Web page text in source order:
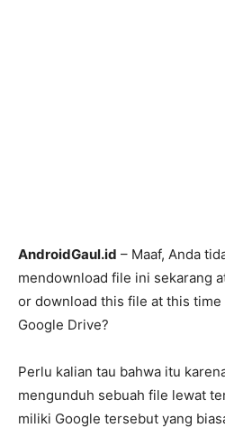
AndroidGaul.id – Maaf, Anda
mendownload file ini sekarang
or download this file at this
Google Drive?
Perlu kalian tau bahwa itu
mengunduh sebuah file lewat
miliki Google tersebut yang